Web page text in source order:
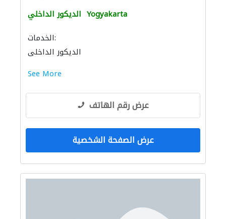
الديكور الداخلي Yogyakarta
الخدمات:
الديكور الداخلي
See More
عرض رقم الهاتف
عرض الصفحة الشخصية